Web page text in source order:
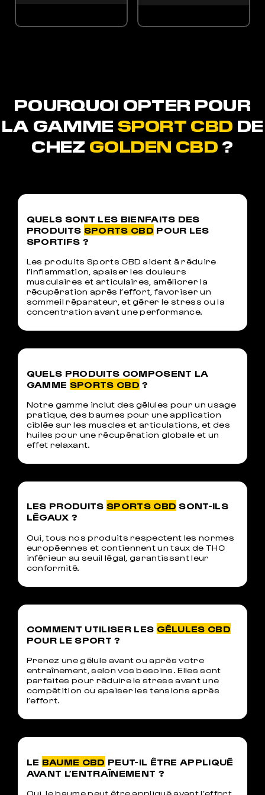
POURQUOI OPTER POUR
LA GAMME SPORT CBD DE
CHEZ GOLDEN CBD ?
QUELS SONT LES BIENFAITS DES
PRODUITS SPORTS CBD POUR LES
SPORTIFS ?
Les produits Sports CBD aident à réduire
l’inflammation, apaiser les douleurs
musculaires et articulaires, améliorer la
récupération après l’effort, favoriser un
sommeil réparateur, et gérer le stress ou la
concentration avant une performance.
QUELS PRODUITS COMPOSENT LA
GAMME SPORTS CBD ?
Notre gamme inclut des gélules pour un usage
pratique, des baumes pour une application
ciblée sur les muscles et articulations, et des
huiles pour une récupération globale et un
effet relaxant.
LES PRODUITS SPORTS CBD SONT-ILS
LÉGAUX ?
Oui, tous nos produits respectent les normes
européennes et contiennent un taux de THC
inférieur au seuil légal, garantissant leur
conformité.
COMMENT UTILISER LES GÉLULES CBD
POUR LE SPORT ?
Prenez une gélule avant ou après votre
entraînement, selon vos besoins. Elles sont
parfaites pour réduire le stress avant une
compétition ou apaiser les tensions après
l’effort.
LE BAUME CBD PEUT-IL ÊTRE APPLIQUÉ
AVANT L’ENTRAÎNEMENT ?